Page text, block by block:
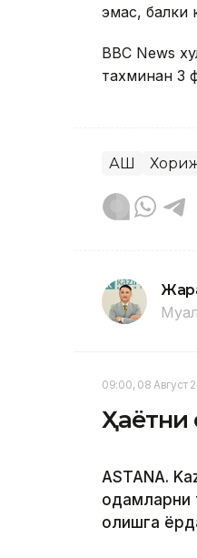
эмас, балки
BBC News
тахминан 3
АҚШ
09:00, 08 Август
Ҳаётни
ASTANA.
одамларни
қолишга